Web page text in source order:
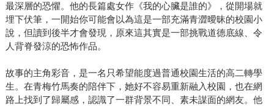
最深層的恐懼。他的長篇處女作《我的心臟是誰的》，從開場就
埋下伏筆，一開始你可能會以為這是一部充滿青澀曖昧的校園小
說，但讀到後半才會發現，原來這其實是一部挑戰道德底線、令
人背脊發涼的恐怖作品。
故事的主角彩音，是一名只希望能度過普通校園生活的高二轉學
生。在青梅竹馬奏的陪伴下，她好不容易重新融入校園，也在網
路上找到了歸屬感，認識了一群背景不同、素未謀面的網友。他